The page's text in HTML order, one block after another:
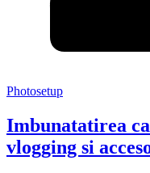
Photosetup
Imbunatatirea
vlogging si